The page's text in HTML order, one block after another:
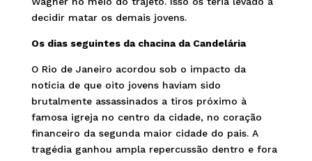
decidir matar os demais jovens.
Os dias seguintes da chacina da Candelária
O Rio de Janeiro acordou sob o impacto da
notícia de que oito jovens haviam sido
brutalmente assassinados a tiros próximo à
famosa igreja no centro da cidade, no coração
financeiro da segunda maior cidade do pais. A
tragédia ganhou ampla repercussão dentro e fora